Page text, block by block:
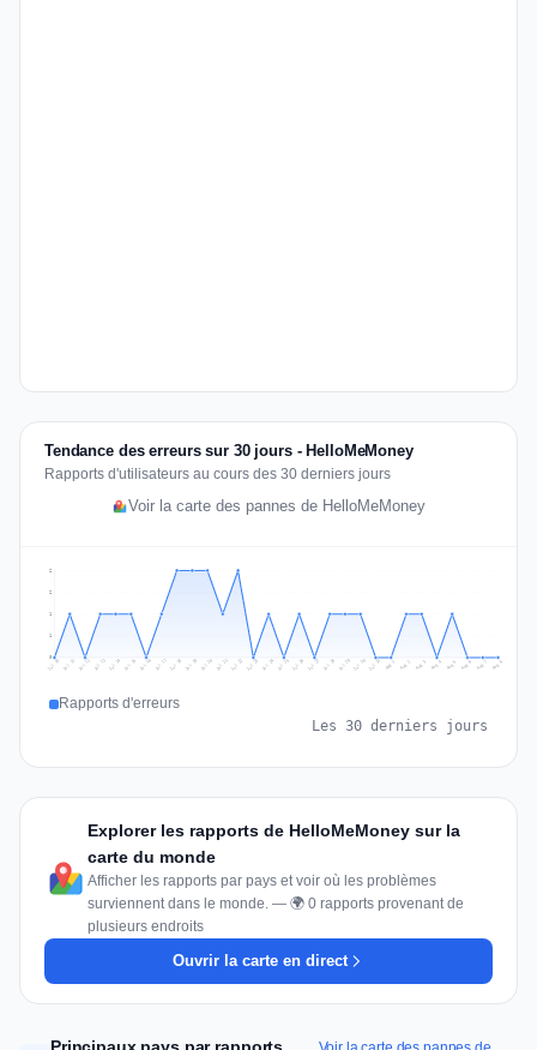
Tendance des erreurs sur 30 jours - HelloMeMoney
Rapports d'utilisateurs au cours des 30 derniers jours
Voir la carte des pannes de HelloMeMoney
1
1
2
2
Jul 10 Jul 11 Jul 12 Jul 13 Jul 14 Jul 15 Jul 16 Jul 17 Jul 18 Jul 19 Jul 20 Jul 21 Jul 22 Jul 23 Jul 24 Jul 25 Jul 26 Jul 27 Jul 28 Jul 29 Jul 30 Jul 31 Aug 1 Aug 2 Aug 3 Aug 4 Aug 5 Aug 6 Aug 7 Aug 8
Rapports d'erreurs
Les 30 derniers jours
Explorer les rapports de HelloMeMoney sur la
carte du monde
Afficher les rapports par pays et voir où les problèmes
surviennent dans le monde. — 🌍 0 rapports provenant de
plusieurs endroits
Ouvrir la carte en direct